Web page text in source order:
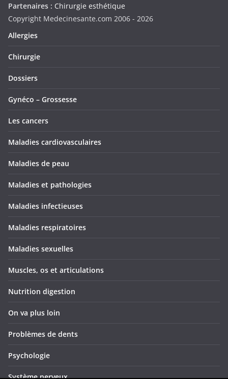
Partenaires : Chirurgie esthétique
Copyright Medecinesante.com 2006 - 2026
Allergies
Chirurgie
Dossiers
Gynéco – Grossesse
Les cancers
Maladies cardiovasculaires
Maladies de peau
Maladies et pathologies
Maladies infectieuses
Maladies respiratoires
Maladies sexuelles
Muscles, os et articulations
Nutrition digestion
On va plus loin
Problèmes de dents
Psychologie
Système nerveux